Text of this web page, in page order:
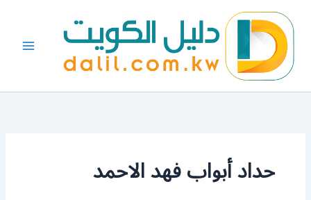
المحتوى
حداد أبواب فهد الاحمد